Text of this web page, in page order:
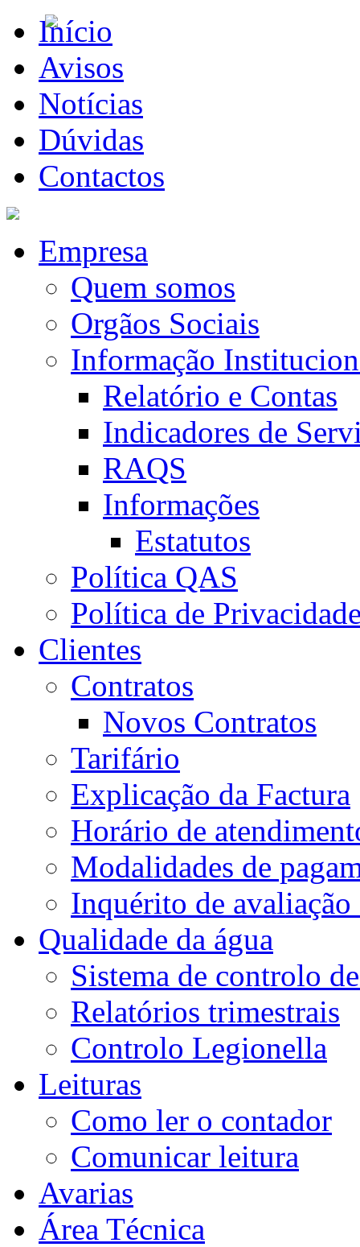
Início
Avisos
Notícias
Dúvidas
Contactos
Empresa
Quem somos
Orgãos Sociais
Informação
Relatório e Contas
Indicadores de
RAQS
Informações
Estatutos
Política QAS
Política de
Clientes
Contratos
Novos Contratos
Tarifário
Explicação da Factura
Horário de
Modalidades de
Inquérito de
Qualidade da água
Sistema de controlo
Relatórios trimestrais
Controlo Legionella
Leituras
Como ler o contador
Comunicar leitura
Avarias
Área Técnica